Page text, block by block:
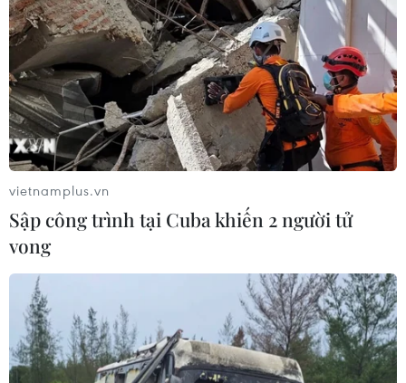
10/12/2018 03:12
Hệ thống trang đặt vé online (trực tuyến) của Liên đoàn
bóng đá Việt Nam VFF xảy ra tình trạng khó đăng nhập
trong đợt đầu tiên mở bán vé trận chung kết Việt Nam-
Malaysia.
vietnamplus.vn
Sập công trình tại Cuba khiến 2 người tử
vong